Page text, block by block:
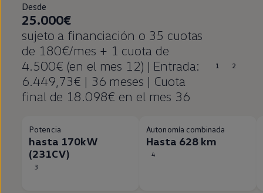
Desde
25.000€
sujeto a financiación o 35 cuotas
de 180€/mes + 1 cuota de
4.500€ (en el mes 12) | Entrada:
6.449,73€ | 36 meses | Cuota
final de 18.098€ en el mes 36
1 2
Potencia
hasta 170kW
(231CV)
3
Autonomía combinada
Hasta 628 km
4